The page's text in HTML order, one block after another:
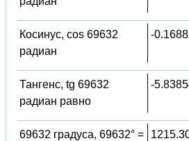
Косинус, cos 69632
радиан
-
Тангенс, tg 69632
радиан равно
-
69632 градуса, 69632° =